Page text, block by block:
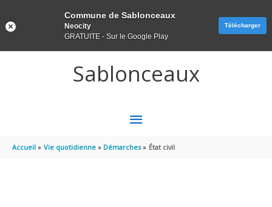
Sablonceaux
MENU
PRINCIPAL
Accueil Vie quotidienne Démarches État civil
Commune de Sablonceaux
Neocity
GRATUITE - Sur le Google Play
Télécharger